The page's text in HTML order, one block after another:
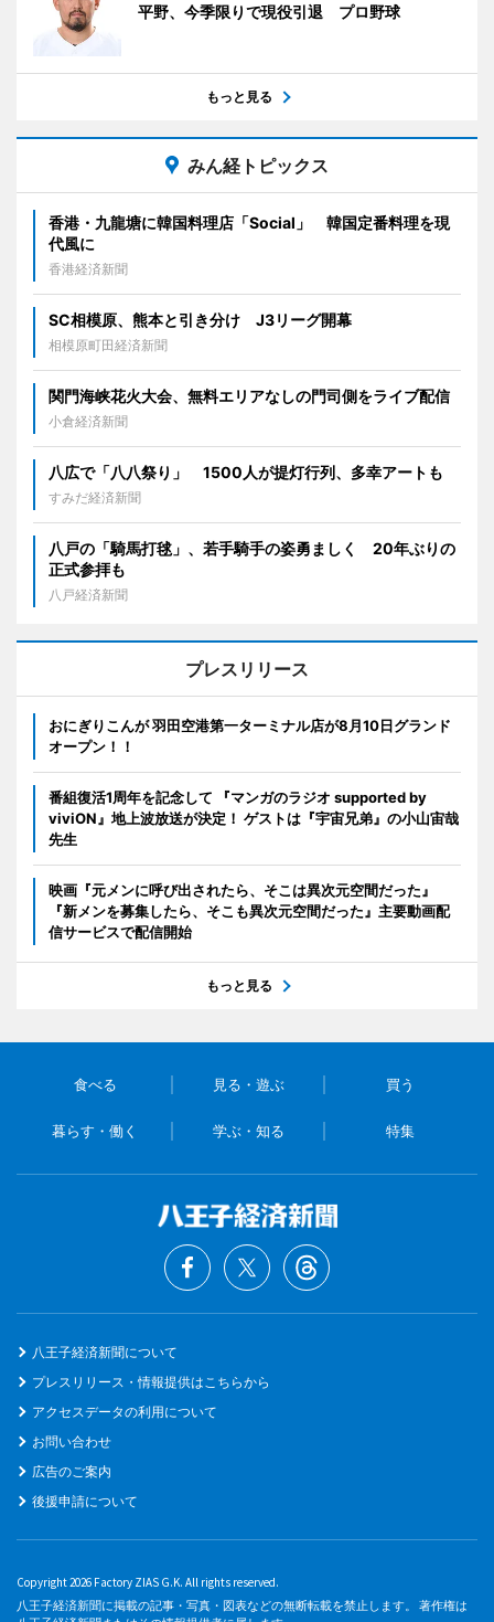
平野、今季限りで現役引退 プロ野球
もっと見る
みん経トピックス
香港・九龍塘に韓国料理店「Social」 韓国定番料理を現
代風に
香港経済新聞
SC相模原、熊本と引き分け J3リーグ開幕
相模原町田経済新聞
関門海峡花火大会、無料エリアなしの門司側をライブ配信
小倉経済新聞
八広で「八八祭り」 1500人が提灯行列、多幸アートも
すみだ経済新聞
八戸の「騎馬打毬」、若手騎手の姿勇ましく 20年ぶりの
正式参拝も
八戸経済新聞
プレスリリース
おにぎりこんが 羽田空港第一ターミナル店が8月10日グランド
オープン！！
番組復活1周年を記念して 『マンガのラジオ supported by
viviON』地上波放送が決定！ ゲストは『宇宙兄弟』の小山宙哉
先生
映画『元メンに呼び出されたら、そこは異次元空間だった』
『新メンを募集したら、そこも異次元空間だった』主要動画配
信サービスで配信開始
もっと見る
食べる 見る・遊ぶ 買う
暮らす・働く 学ぶ・知る 特集
八王子経済新聞について
プレスリリース・情報提供はこちらから
アクセスデータの利用について
お問い合わせ
広告のご案内
後援申請について
Copyright 2026 Factory ZIAS G.K. All rights reserved.
八王子経済新聞に掲載の記事・写真・図表などの無断転載を禁止します。 著作権は